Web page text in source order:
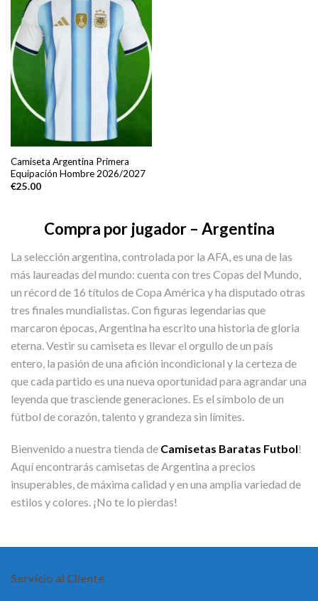
Camiseta Argentina Primera
Equipación Hombre 2026/2027
€25.00
Compra por jugador – Argentina
La selección argentina, controlada por la AFA, es una de las
más laureadas del mundo: cuenta con tres Copas del Mundo,
un récord de 16 títulos de Copa América y ha disputado otras
tres finales mundialistas. Con figuras legendarias que
marcaron épocas, Argentina ha escrito una historia de gloria
eterna. Vestir su camiseta es llevar el orgullo de un país
entero, la pasión de una afición incondicional y la certeza de
que cada partido es una nueva oportunidad para agrandar una
leyenda que trasciende generaciones. Es el símbolo de un
fútbol de corazón, talento y grandeza sin límites.
Bienvenido a nuestra tienda de Camisetas Baratas Futbol!
Aquí encontrarás camisetas de Argentina a precios
insuperables, de máxima calidad y en una amplia variedad de
estilos y colores. ¡No te lo pierdas!
Servicio al Cliente